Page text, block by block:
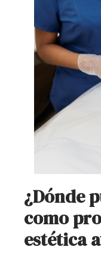
¿Dónde
como
estética